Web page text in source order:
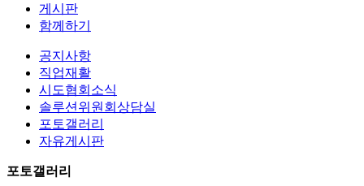
게시판
함께하기
공지사항
직업재활
시도협회소식
솔루션위원회상담실
포토갤러리
자유게시판
포토갤러리